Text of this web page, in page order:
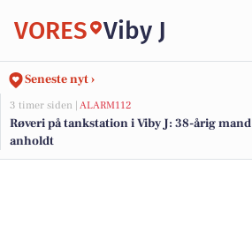
VORES Viby J
Seneste nyt ›
3 timer siden | ALARM112
Røveri på tankstation i Viby J: 38-årig mand
anholdt